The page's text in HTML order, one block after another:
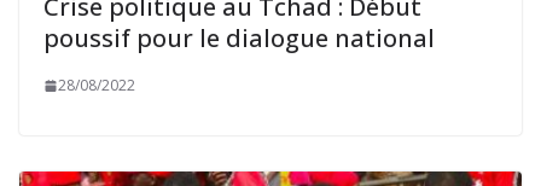
Crise politique au Tchad : Début
poussif pour le dialogue national
28/08/2022